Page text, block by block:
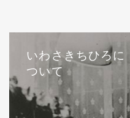
いわさきちひろに
ついて